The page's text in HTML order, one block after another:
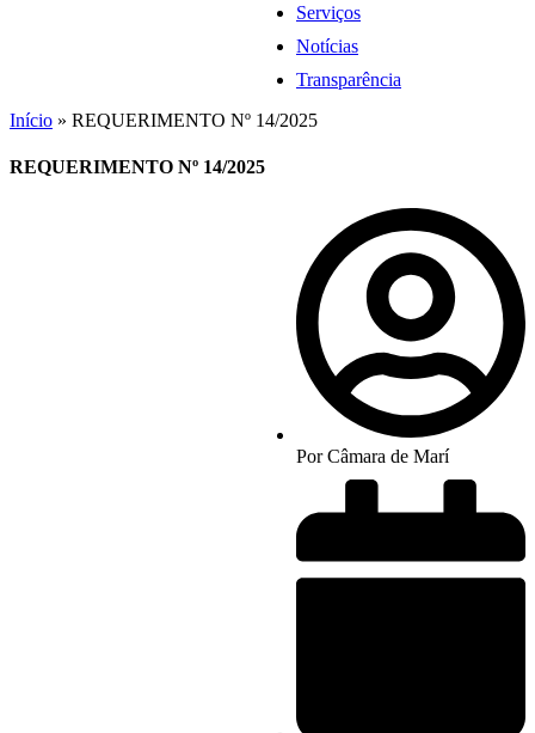
Serviços
Notícias
Transparência
Início » REQUERIMENTO Nº 14/2025
REQUERIMENTO Nº 14/2025
PorCâmara de Marí